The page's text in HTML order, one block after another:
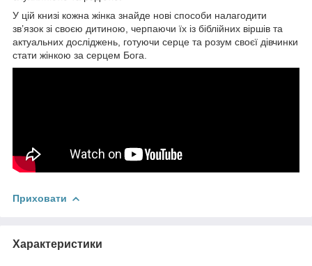
У цій книзі кожна жінка знайде нові способи налагодити
зв’язок зі своєю дитиною, черпаючи їх із біблійних віршів та
актуальних досліджень, готуючи серце та розум своєї дівчинки
стати жінкою за серцем Бога.
Приховати
Характеристики